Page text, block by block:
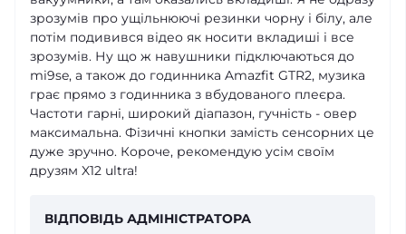
зрозумів про ущільнюючі резинки чорну і білу, але
потім подивився відео як носити вкладиші і все
зрозумів. Ну що ж навушники підключаються до
mi9se, а також до годинника Amazfit GTR2, музика
грає прямо з годинника з вбудованого плеєра.
Частоти гарні, широкий діапазон, гучність - овер
максимальна. Фізичні кнопки замість сенсорних це
дуже зручно. Короче, рекомендую усім своїм
друзям X12 ultra!
ВІДПОВІДЬ АДМІНІСТРАТОРА